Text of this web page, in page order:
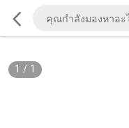
1 / 1